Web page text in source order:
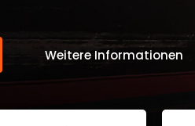
Weitere Informationen